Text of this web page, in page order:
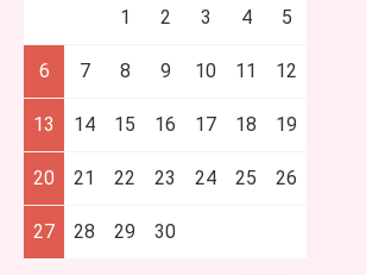
1 2 3 4 5
6 7 8 9 10 11 12
13 14 15 16 17 18 19
20 21 22 23 24 25 26
27 28 29 30